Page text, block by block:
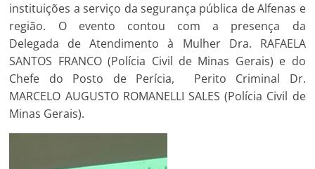
instituições a serviço da segurança pública de Alfenas e
região. O evento contou com a presença da
Delegada de Atendimento à Mulher Dra. RAFAELA
SANTOS FRANCO (Polícia Civil de Minas Gerais) e do
Chefe do Posto de Perícia, Perito Criminal Dr.
MARCELO AUGUSTO ROMANELLI SALES (Polícia Civil de
Minas Gerais).